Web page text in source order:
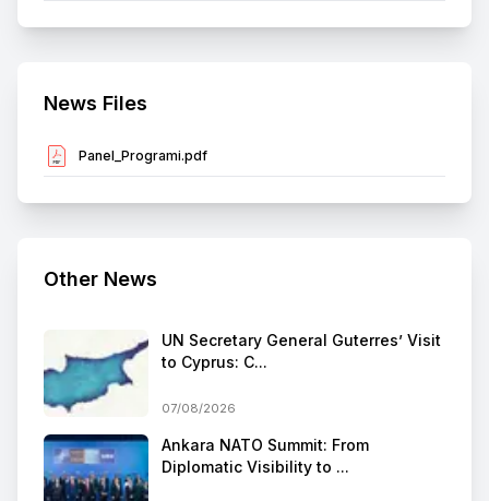
News Files
Panel_Programi.pdf
Other News
UN Secretary General Guterres’ Visit
to Cyprus: C...
07/08/2026
Ankara NATO Summit: From
Diplomatic Visibility to ...